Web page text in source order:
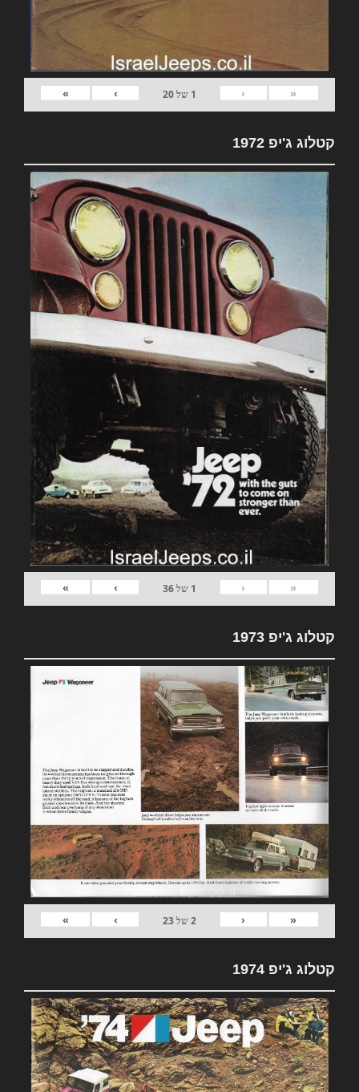
«
‹
1 של20
›
»
קטלוג ג'יפ 1972
«
‹
1 של36
›
»
קטלוג ג'יפ 1973
«
‹
2של23
›
»
קטלוג ג'יפ 1974